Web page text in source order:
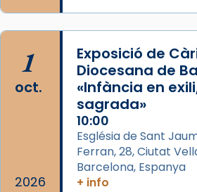
1
oct.
2026
Exposició de
Diocesana de
«Infància en
sagrada»
10:00
Església de Sant
Ferran, 28, Ciutat
Barcelona, Espanya
+ info